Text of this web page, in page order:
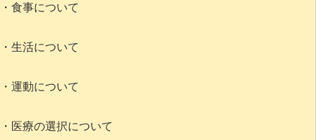
・食事について
・生活について
・運動について
・医療の選択について